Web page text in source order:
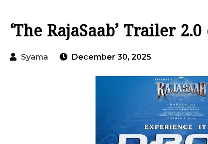
‘The RajaSaab’ Trailer
Syama December 30, 2025